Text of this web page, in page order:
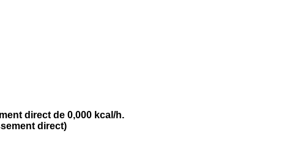
direct de 0,000 kcal/h.
direct)